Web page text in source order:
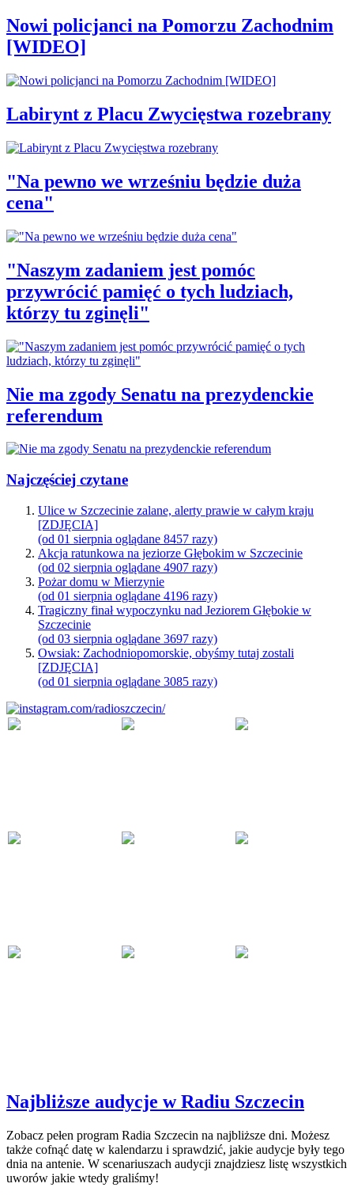
Nowi policjanci na Pomorzu Zachodnim
[WIDEO]
Labirynt z Placu Zwycięstwa rozebrany
"Na pewno we wrześniu będzie duża
cena"
"Naszym zadaniem jest pomóc
przywrócić pamięć o tych ludziach,
którzy tu zginęli"
Nie ma zgody Senatu na prezydenckie
referendum
Najczęściej czytane
Ulice w Szczecinie zalane, alerty prawie w całym kraju
[ZDJĘCIA]
(od 01 sierpnia oglądane 8457 razy)
Akcja ratunkowa na jeziorze Głębokim w Szczecinie
(od 02 sierpnia oglądane 4907 razy)
Pożar domu w Mierzynie
(od 01 sierpnia oglądane 4196 razy)
Tragiczny finał wypoczynku nad Jeziorem Głębokie w
Szczecinie
(od 03 sierpnia oglądane 3697 razy)
Owsiak: Zachodniopomorskie, obyśmy tutaj zostali
[ZDJĘCIA]
(od 01 sierpnia oglądane 3085 razy)
Najbliższe audycje w Radiu Szczecin
Zobacz pełen program Radia Szczecin na najbliższe dni. Możesz
także cofnąć datę w kalendarzu i sprawdzić, jakie audycje były tego
dnia na antenie. W scenariuszach audycji znajdziesz listę wszystkich
uworów jakie wtedy graliśmy!